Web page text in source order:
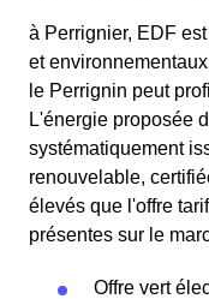
à Perrignier, EDF
et
le Perrignin peut
L'énergie proposée
systématiquement
renouvelable,
élevés que l'offre
présentes sur le
Offre vert